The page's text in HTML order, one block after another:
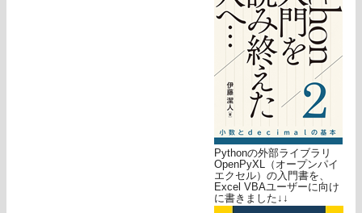
Pythonの外部ライブラリ
OpenPyXL（オープンパイ
エクセル）の入門書を、
Excel VBAユーザーに向け
に書きました↓↓